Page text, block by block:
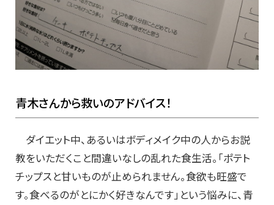
青木さんから救いのアドバイス！
ダイエット中、あるいはボディメイク中の人からお説
教をいただくこと間違いなしの乱れた食生活。「ポテト
チップスと甘いものが止められません。食欲も旺盛で
す。食べるのがとにかく好きなんです」という悩みに、青